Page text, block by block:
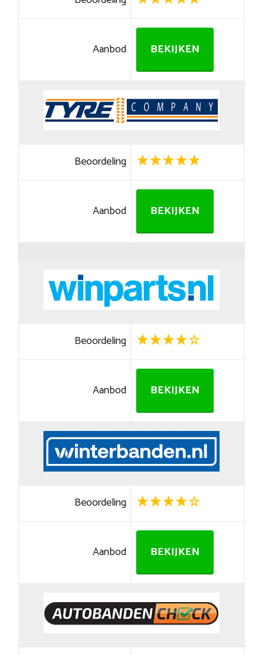
Aanbod BEKIJKEN
Beoordeling
Aanbod BEKIJKEN
Beoordeling
Aanbod BEKIJKEN
Beoordeling
Aanbod BEKIJKEN